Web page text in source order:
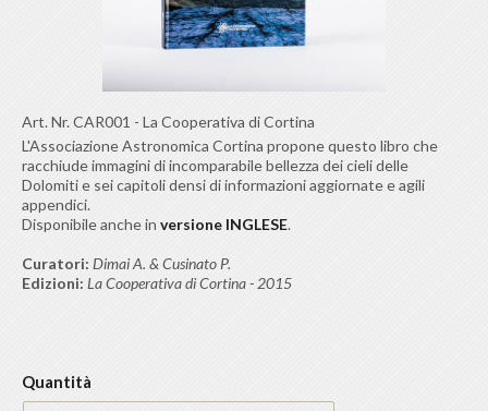
Art. Nr.CAR001 - La Cooperativa di Cortina
L'Associazione Astronomica Cortina propone questo libro che
racchiude immagini di incomparabile bellezza dei cieli delle
Dolomiti e sei capitoli densi di informazioni aggiornate e agili
appendici.
Disponibile anche in versione INGLESE.
Curatori: Dimai A. & Cusinato P.
Edizioni: La Cooperativa di Cortina - 2015
Quantità